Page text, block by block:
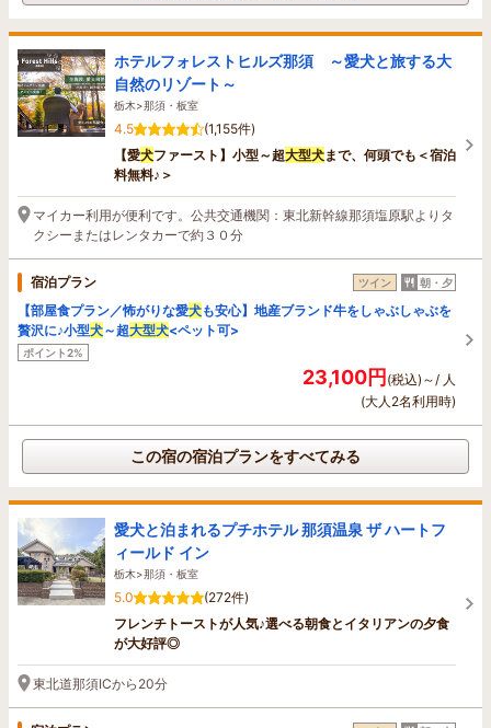
ホテルフォレストヒルズ那須 ～愛犬と旅する大
自然のリゾート～
栃木>那須・板室
4.5
(1,155件)
【愛犬ファースト】小型～超大型犬まで、何頭でも＜宿泊
料無料♪＞
マイカー利用が便利です。公共交通機関：東北新幹線那須塩原駅よりタ
クシーまたはレンタカーで約３０分
宿泊プラン ツイン 朝・夕
【部屋食プラン／怖がりな愛犬も安心】地産ブランド牛をしゃぶしゃぶを
贅沢に♪小型犬～超大型犬<ペット可>
ポイント2%
23,100円(税込)～/ 人
(大人2名利用時)
この宿の宿泊プランをすべてみる
愛犬と泊まれるプチホテル 那須温泉 ザ ハートフ
ィールド イン
栃木>那須・板室
5.0
(272件)
フレンチトーストが人気♪選べる朝食とイタリアンの夕食
が大好評◎
東北道那須ICから20分